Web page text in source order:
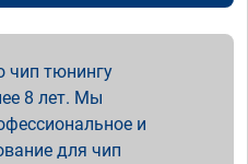
чип тюнингу
8 лет. Мы
и
для чип